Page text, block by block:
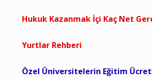
Hukuk Kazanmak İçi Kaç Net
Yurtlar Rehberi
Özel Üniversitelerin Eğitim